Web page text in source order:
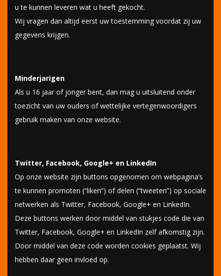
u te kunnen leveren wat u heeft gekocht.
Wij vragen dan altijd eerst uw toestemming voordat zij uw
gegevens krijgen.
Minderjarigen
Als u 16 jaar of jonger bent, dan mag u uitsluitend onder
toezicht van uw ouders of wettelijke vertegenwoordigers
gebruik maken van onze website.
Twitter, Facebook, Google+ en LinkedIn
Op onze website zijn buttons opgenomen om webpagina’s
te kunnen promoten (“liken”) of delen (“tweeten”) op sociale
netwerken als Twitter, Facebook, Google+ en LinkedIn.
Deze buttons werken door middel van stukjes code die van
Twitter, Facebook, Google+ en LinkedIn zelf afkomstig zijn.
Door middel van deze code worden cookies geplaatst. Wij
hebben daar geen invloed op.